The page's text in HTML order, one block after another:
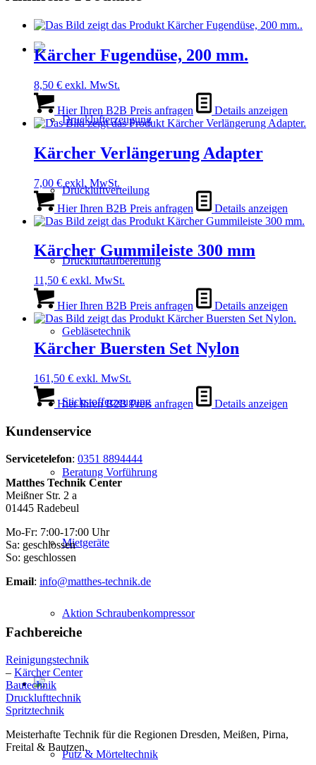
Drucklufterzeugung
Druckluftverteilung
Druckluftaufbereitung
Gebläsetechnik
Stickstofferzeugung
Beratung Vorführung
Mietgeräte
Aktion Schraubenkompressor
Putz & Mörteltechnik
Kärcher Fugendüse, 200 mm.
8,50 € exkl. MwSt.
Hier Ihren B2B Preis anfragen Details anzeigen
Kärcher Verlängerung Adapter
7,00 € exkl. MwSt.
Hier Ihren B2B Preis anfragen Details anzeigen
Kärcher Gummileiste 300 mm
11,50 € exkl. MwSt.
Hier Ihren B2B Preis anfragen Details anzeigen
Kärcher Buersten Set Nylon
161,50 € exkl. MwSt.
Hier Ihren B2B Preis anfragen Details anzeigen
Kundenservice
Servicetelefon: 0351 8894444
Matthes Technik Center
Meißner Str. 2 a
01445 Radebeul
Mo-Fr: 7:00-17:00 Uhr
Sa: geschlossen
So: geschlossen
Email: info@matthes-technik.de
Fachbereiche
Reinigungstechnik
– Kärcher Center
Bautechnik
Drucklufttechnik
Spritztechnik
Meisterhafte Technik für die Regionen Dresden, Meißen, Pirna,
Freital & Bautzen.